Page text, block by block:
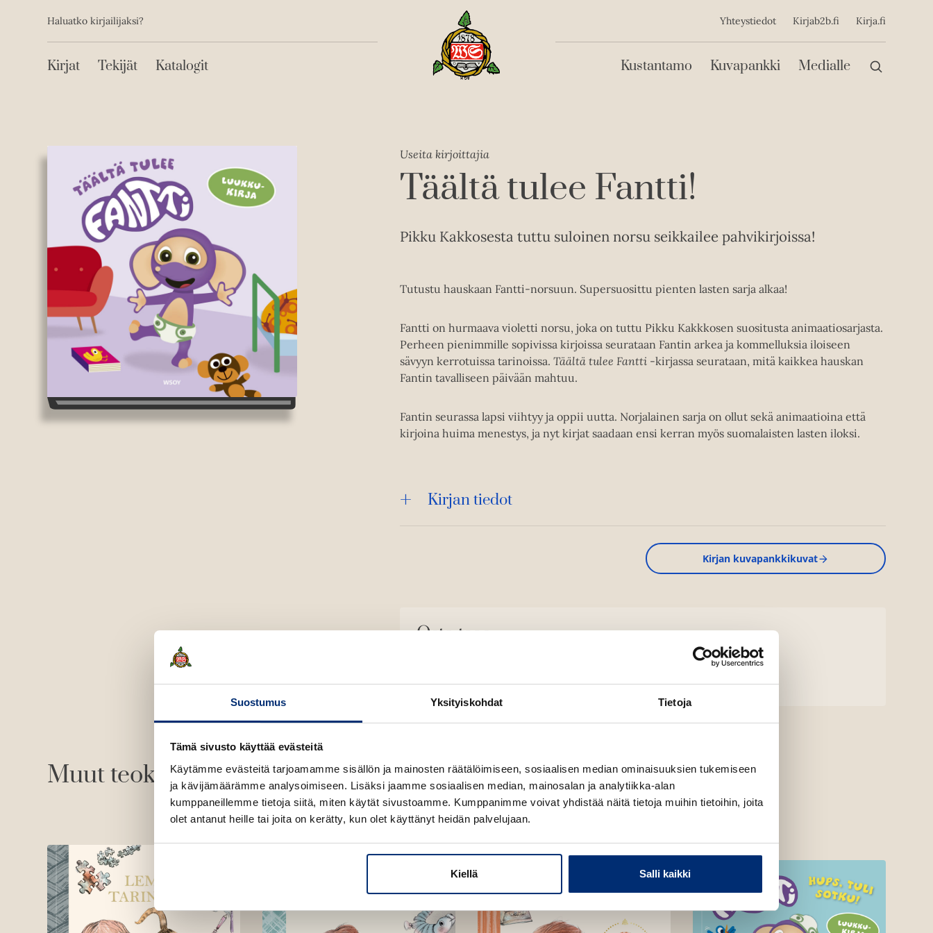
Suostumus Yksityiskohdat Tietoja
Tämä sivusto käyttää evästeitä
Käytämme evästeitä tarjoamamme sisällön ja mainosten räätälöimiseen, sosiaalisen median ominaisuuksien tukemiseen
ja kävijämäärämme analysoimiseen. Lisäksi jaamme sosiaalisen median, mainosalan ja analytiikka-alan
kumppaneillemme tietoja siitä, miten käytät sivustoamme. Kumppanimme voivat yhdistää näitä tietoja muihin tietoihin, joita
olet antanut heille tai joita on kerätty, kun olet käyttänyt heidän palvelujaan.
Kiellä Salli kaikki
sisältöönToissijainen
Haluatko kirjailijaksi?
Päävalikko
Kirjat Tekijät Katalogit
Yhteystiedot Kirjab2b.fi Kirja.fi
Päävalikko
Kustantamo Kuvapankki Medialle
Useita kirjoittajia
Täältä tulee Fantti!
Pikku Kakkosesta tuttu suloinen norsu seikkailee pahvikirjoissa!
Tutustu hauskaan Fantti-norsuun. Supersuosittu pienten lasten sarja alkaa!
Fantti on hurmaava violetti norsu, joka on tuttu Pikku Kakkkosen suositusta animaatiosarjasta.
Perheen pienimmille sopivissa kirjoissa seurataan Fantin arkea ja kommelluksia iloiseen
sävyyn kerrotuissa tarinoissa. Täältä tulee Fantti -kirjassa seurataan, mitä kaikkea hauskan
Fantin tavalliseen päivään mahtuu.
Fantin seurassa lapsi viihtyy ja oppii uutta. Norjalainen sarja on ollut sekä animaatioina että
kirjoina huima menestys, ja nyt kirjat saadaan ensi kerran myös suomalaisten lasten iloksi.
Kirjan tiedot
Kirjan kuvapankkikuvat
Osta teos
O
K
.
f
i
A
k
u
Muut teokset